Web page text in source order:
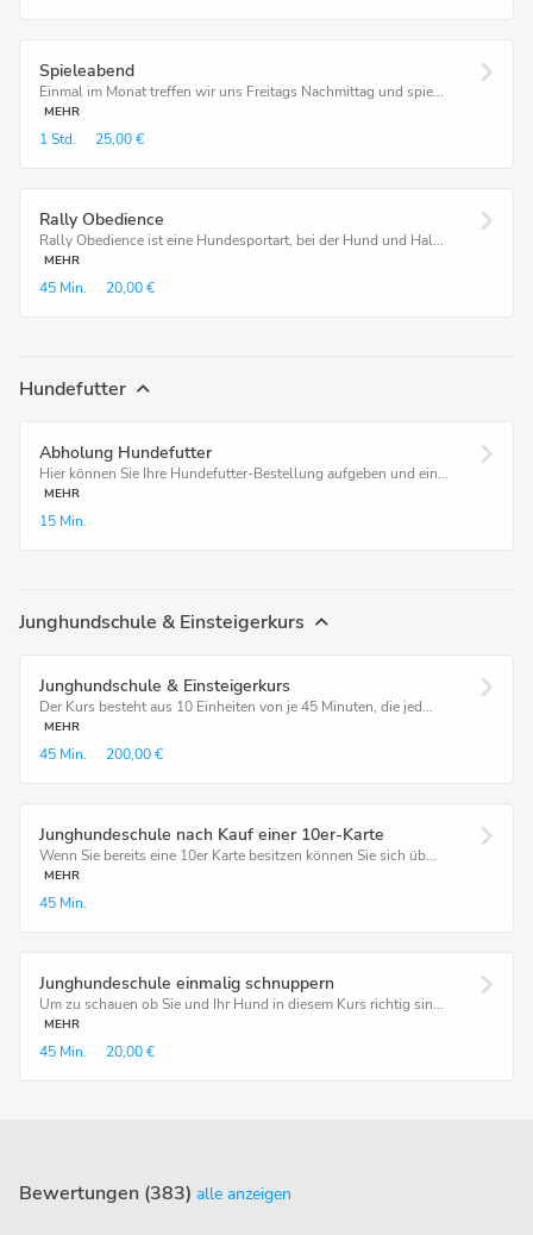
Spieleabend
Einmal im Monat treffen wir uns Freitags Nachmittag und spie...
MEHR
1 Std. 25,00 €
Rally Obedience
Rally Obedience ist eine Hundesportart, bei der Hund und Hal...
MEHR
45 Min. 20,00 €
Hundefutter
Abholung Hundefutter
Hier können Sie Ihre Hundefutter-Bestellung aufgeben und ein...
MEHR
15 Min.
Junghundschule & Einsteigerkurs
Junghundschule & Einsteigerkurs
Der Kurs besteht aus 10 Einheiten von je 45 Minuten, die jed...
MEHR
45 Min. 200,00 €
Junghundeschule nach Kauf einer 10er-Karte
Wenn Sie bereits eine 10er Karte besitzen können Sie sich üb...
MEHR
45 Min.
Junghundeschule einmalig schnuppern
Um zu schauen ob Sie und Ihr Hund in diesem Kurs richtig sin...
MEHR
45 Min. 20,00 €
Bewertungen (383) alle anzeigen